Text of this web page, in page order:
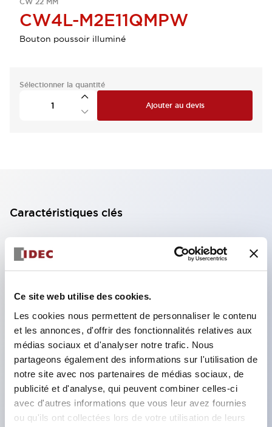
Ce site web utilise des cookies.
Les cookies nous permettent de personnaliser le contenu
et les annonces, d'offrir des fonctionnalités relatives aux
médias sociaux et d'analyser notre trafic. Nous
partageons également des informations sur l'utilisation de
notre site avec nos partenaires de médias sociaux, de
publicité et d'analyse, qui peuvent combiner celles-ci
avec d'autres informations que vous leur avez fournies
ou qu'ils ont collectées lors de votre utilisation de leurs
CW4L-M2E11QMPW
Bouton poussoir illuminé
Sélectionner la quantité
Ajouter au devis
Caractéristiques clés
Bloc de contact à 2 étages avec 2 contacts,
permettant une configuration à 4 contacts
Profondeur du panneau de 39,9 mm (*bloc de
contact à 11 étages), 59,9 mm (*bloc de contact à
22 étages). Conception peu encombrante
Structure de sécurité de 3e génération :
déclenchement à 2 actions, garde intégrée,
structure de protection des doigts IP20.